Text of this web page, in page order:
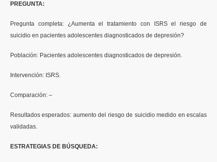
Contenidos Psicoevidencias
Formación
Boletín
PREGUNTA:
Pregunta completa: ¿Aumenta el tratamiento con ISRS el riesgo de
suicidio en pacientes adolescentes diagnosticados de depresión?
Población: Pacientes adolescentes diagnosticados de depresión.
Intervención: ISRS.
Comparación: –
Resultados esperados: aumento del riesgo de suicidio medido en escalas
validadas.
ESTRATEGIAS DE BÚSQUEDA: